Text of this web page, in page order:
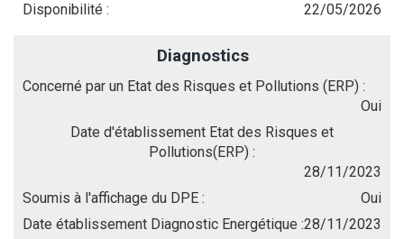
Disponibilité : 22/05/2026
Diagnostics
Concerné par un Etat des Risques et Pollutions (ERP) :
Oui
Date d'établissement Etat des Risques et
Pollutions(ERP) :
28/11/2023
Soumis à l'affichage du DPE :
Oui
Date établissement Diagnostic Energétique :28/11/2023